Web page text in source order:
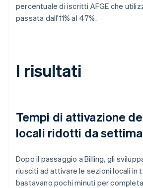
percentuale di iscritti AFGE che
passata dall'11% al 47%.
I risultati
Tempi di attivazione
locali ridotti da
Dopo il passaggio a Billing, gli
riusciti ad attivare le sezioni locali in
bastavano pochi minuti per